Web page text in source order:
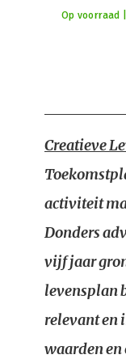
Op voorraad
Creatieve
activiteit
Donders
vijf jaar
levensplan
relevant en
waarden